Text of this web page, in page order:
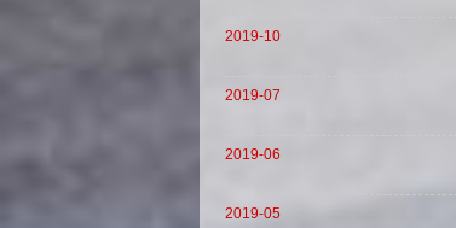
2019-10
2019-07
2019-06
2019-05